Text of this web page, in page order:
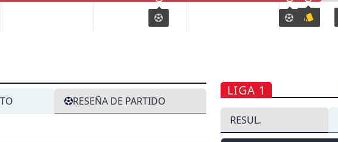
RESEÑA DE PARTIDO
LIGA 1
RESUL.